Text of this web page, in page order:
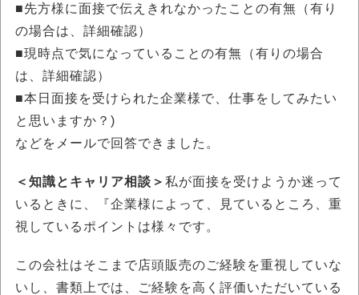
■先方様に面接で伝えきれなかったことの有無（有り
の場合は、詳細確認）
■現時点で気になっていることの有無（有りの場合
は、詳細確認）
■本日面接を受けられた企業様で、仕事をしてみたい
と思いますか？)
などをメールで回答できました。
＜知識とキャリア相談＞ 私が面接を受けようか迷って
いるときに、『企業様によって、見ているところ、重
視しているポイントは様々です。
この会社はそこまで店頭販売のご経験を重視していな
いし、書類上では、ご経験を高く評価いただいている